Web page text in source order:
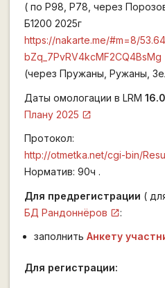
( по Р98, Р78, через
Б1200 2025г
https://nakarte.me/#m=8/
bZq_7PvRV4kcMF2CQ4BsMg
(через Пружаны, Ружаны,
Даты омологации в LRM
Плану 2025
Протокол:
http://otmetka.net/cgi-bin/
Норматив: 90ч .
Для предрегистрации (
БД Рандоннёров
:
заполнить Анкету
Для регистрации: